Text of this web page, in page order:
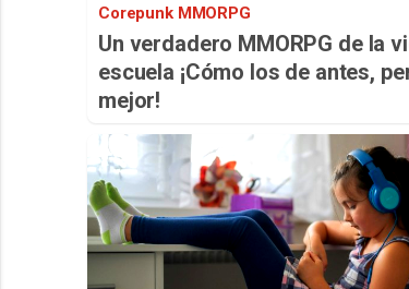
Corepunk MMORPG
Un verdadero MMORPG de la
escuela ¡Cómo los de antes,
mejor!